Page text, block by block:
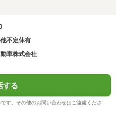
不定休有
車株式会社
する
す。その他のお問い合わせはご遠慮くださ